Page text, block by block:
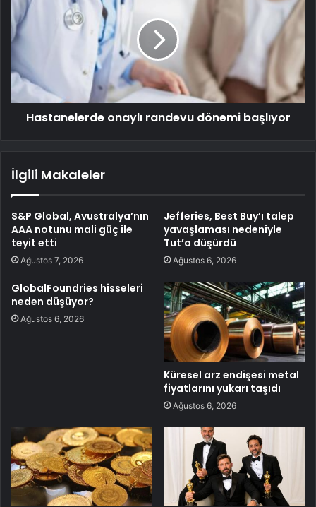
Hastanelerde onaylı randevu dönemi başlıyor
İlgili Makaleler
S&P Global, Avustralya’nın
AAA notunu mali güç ile
teyit etti
Ağustos 7, 2026
Jefferies, Best Buy’ı talep
yavaşlaması nedeniyle
Tut’a düşürdü
Ağustos 6, 2026
GlobalFoundries hisseleri
neden düşüyor?
Ağustos 6, 2026
Küresel arz endişesi metal
fiyatlarını yukarı taşıdı
Ağustos 6, 2026